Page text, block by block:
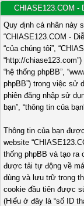
CHIASE123.COM -
Quy định cá nhân này
“CHIASE123.COM -
“của chúng tôi”,
“http://
“hệ thống phpBB”,
phpBB”) trong việc sử
phiên đăng nhập sử
bạn”, “thông tin của
Thông tin của bạn
website
thống phpBB và tạo ra
được tải tự động về
dùng và lưu trữ trong
cookie đầu tiên được
(Hiểu ở đây là “số ID